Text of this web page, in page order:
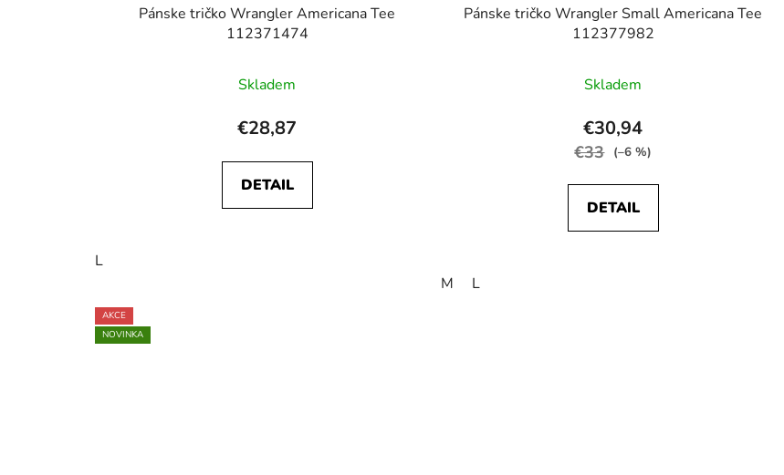
Pánske tričko Wrangler Americana Tee
112371474
Skladem
€28,87
DETAIL
L
Pánske tričko Wrangler Small Americana Tee
112377982
Skladem
€30,94
€33 (–6 %)
DETAIL
M L
AKCE
NOVINKA